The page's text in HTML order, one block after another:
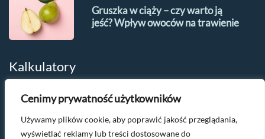
Cenimy prywatność użytkowników
Używamy plików cookie, aby poprawić jakość przeglądania,
wyświetlać reklamy lub treści dostosowane do
Gruszka w ciąży – czy warto ją
jeść? Wpływ owoców na trawienie
Kalkulatory
Kalkulator ciąży
Kalkulator wagi w ciąży